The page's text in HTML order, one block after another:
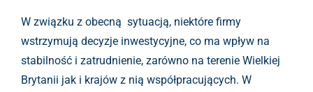
W związku z obecną sytuacją, niektóre firmy
wstrzymują decyzje inwestycyjne, co ma wpływ na
stabilność i zatrudnienie, zarówno na terenie Wielkiej
Brytanii jak i krajów z nią współpracujących. W